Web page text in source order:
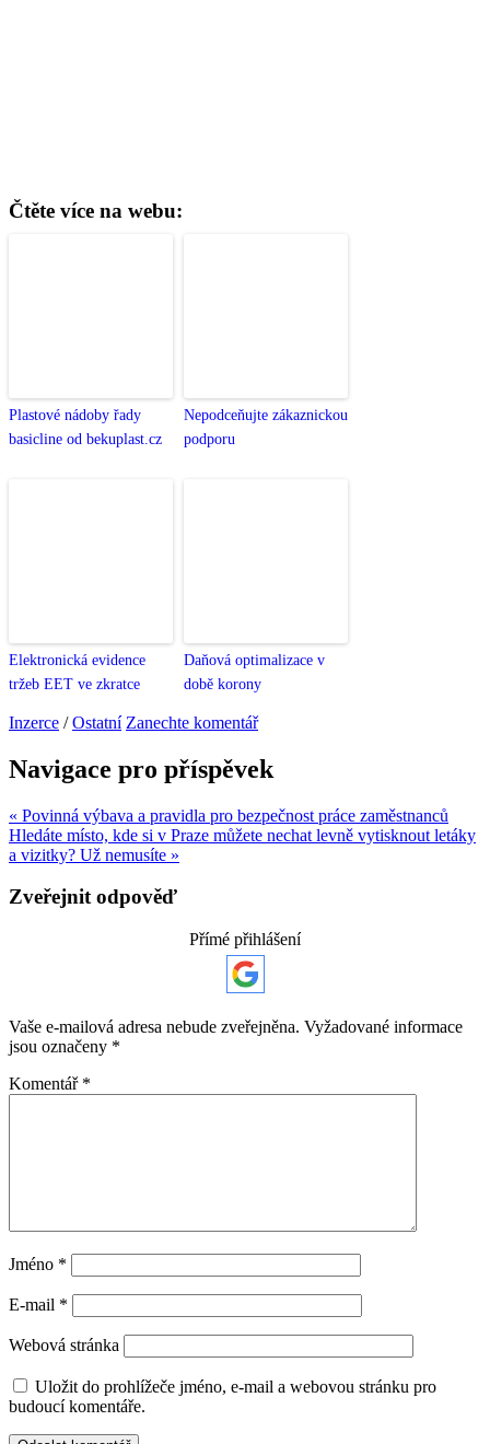
Čtěte více na webu:
Plastové nádoby řady
basicline od bekuplast.cz
Nepodceňujte zákaznickou
podporu
Elektronická evidence
tržeb EET ve zkratce
Daňová optimalizace v
době korony
Inzerce /Ostatní Zanechte komentář
Navigace pro příspěvek
« Povinná výbava a pravidla pro bezpečnost práce zaměstnanců
Hledáte místo, kde si v Praze můžete nechat levně vytisknout letáky
a vizitky? Už nemusíte »
Zveřejnit odpověď
Přímé přihlášení
Vaše e-mailová adresa nebude zveřejněna. Vyžadované informace
jsou označeny *
Komentář *
Jméno *
E-mail *
Webová stránka
Uložit do prohlížeče jméno, e-mail a webovou stránku pro
budoucí komentáře.